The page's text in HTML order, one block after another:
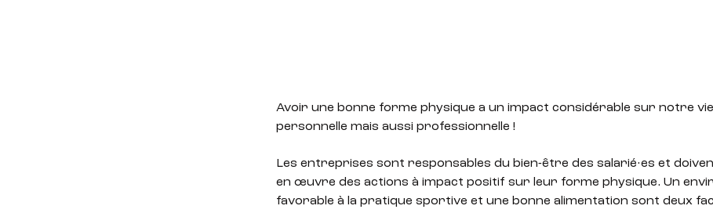
Avoir une bonne forme physique a un impact considérable sur notre vie
personnelle mais aussi professionnelle !
Les entreprises sont responsables du bien-être des salarié·es et
en œuvre des actions à impact positif sur leur forme physique. Un
favorable à la pratique sportive et une bonne alimentation sont deux